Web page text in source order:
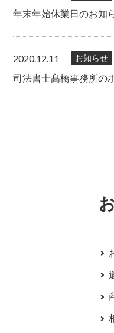
年末年始休業日のお知
2020.12.11 お知らせ
司法書士髙橋事務所の